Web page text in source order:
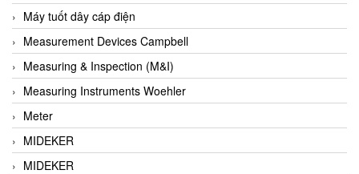
Barel Vietnam
Barksdale
Bartec
Basco
Baumer
Baumuller Vietnam
Baykee
Máy tuốt dây cáp điện
Measurement Devices Campbell
Measuring & Inspection (M&I)
Measuring Instruments Woehler
Meter
MIDEKER
MIDEKER